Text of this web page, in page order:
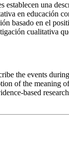
establecen una
en educación
basado en el
cualitativa
the events
of the meaning
based